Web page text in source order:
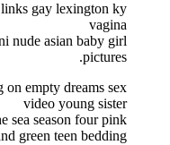
gay lexington ky
vagina
nude asian baby girl
pictures.
on empty dreams sex
video young sister
sea season four pink
green teen bedding.